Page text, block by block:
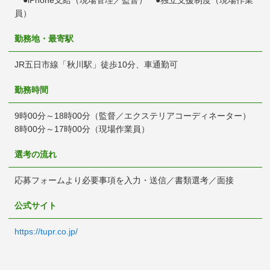
員）
勤務地・最寄駅
JR五日市線「秋川駅」徒歩10分、車通勤可
勤務時間
9時00分～18時00分（監督／エクステリアコーディネーター）
8時00分～17時00分（現場作業員）
選考の流れ
応募フォームより必要事項を入力・送信／書類選考／面接
公式サイト
https://tupr.co.jp/